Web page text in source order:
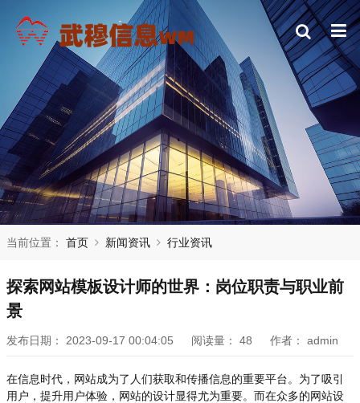
当前位置： 首页 新闻资讯 行业资讯
探索网站模板设计师的世界：岗位职责与职业前
景
发布日期： 2023-09-17 00:04:05 阅读量： 48 作者： admin
在信息时代，网站成为了人们获取和传播信息的重要平台。为了吸引
用户，提升用户体验，网站的设计显得尤为重要。而在众多的网站设